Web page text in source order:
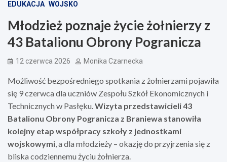
EDUKACJA WOJSKO
Młodzież poznaje życie żołnierzy z
43 Batalionu Obrony Pogranicza
12 czerwca 2026 Monika Czarnecka
Możliwość bezpośredniego spotkania z żołnierzami pojawiła
się 9 czerwca dla uczniów Zespołu Szkół Ekonomicznych i
Technicznych w Pasłęku.Wizyta przedstawicieli 43
Batalionu Obrony Pogranicza z Braniewa stanowiła
kolejny etap współpracy szkoły z jednostkami
wojskowymi, a dla młodzieży – okazję do przyjrzenia się z
bliska codziennemu życiu żołnierza.